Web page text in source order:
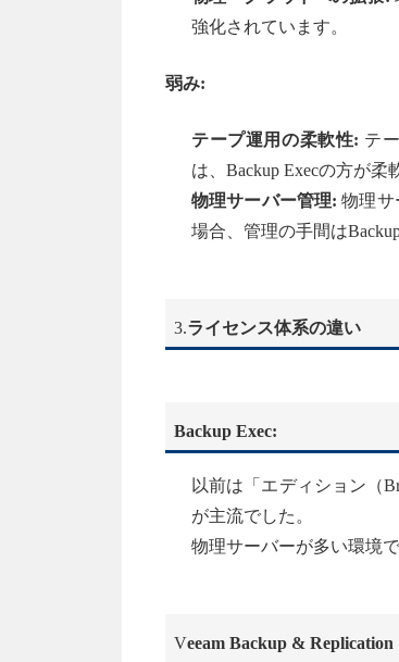
強化されています。
弱み:
テープ運用の柔軟性: テ
は、Backup Execの方が柔
物理サーバー管理: 物理サ
場合、管理の手間は
3.ライセンス体系の違い
Backup Exec:
以前は「エディション（
が主流でした。
物理サーバーが多い環境
Veeam Backup & Replication